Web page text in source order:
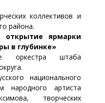
коллективов и
района.
открытие ярмарки
в глубинке»
оркестра штаба
национального
народного артиста
творческих